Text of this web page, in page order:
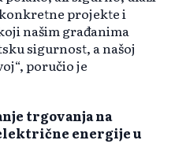
projekte i
našim građanima
sigurnost, a našoj
poručio je
trgovanja na
energije u